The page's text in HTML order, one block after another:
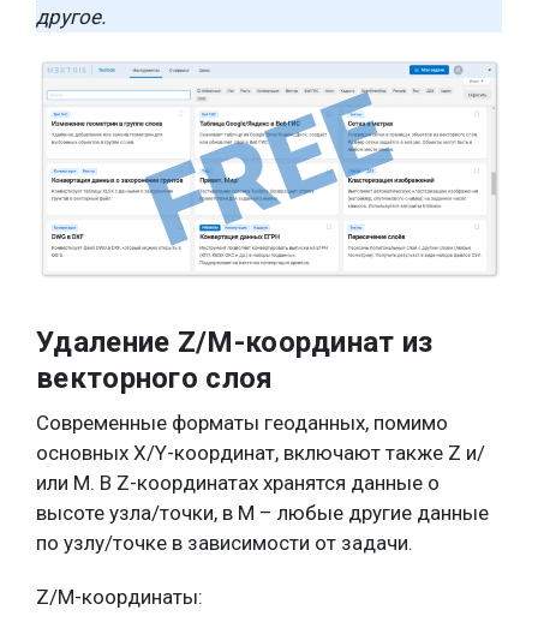
другое.
Удаление Z/M-координат из
векторного слоя
Современные форматы геоданных, помимо
основных X/Y-координат, включают также Z и/
или M. В Z-координатах хранятся данные о
высоте узла/точки, в M – любые другие данные
по узлу/точке в зависимости от задачи.
Z/M-координаты: